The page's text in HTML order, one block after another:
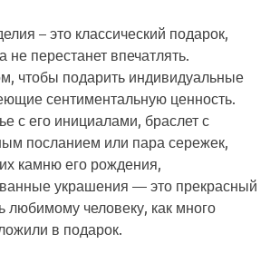
– это классический подарок,
не перестанет впечатлять.
чтобы подарить индивидуальные
сентиментальную ценность.
с его инициалами, браслет с
посланием или пара сережек,
камню его рождения,
украшения — это прекрасный
любимому человеку, как много
в подарок.